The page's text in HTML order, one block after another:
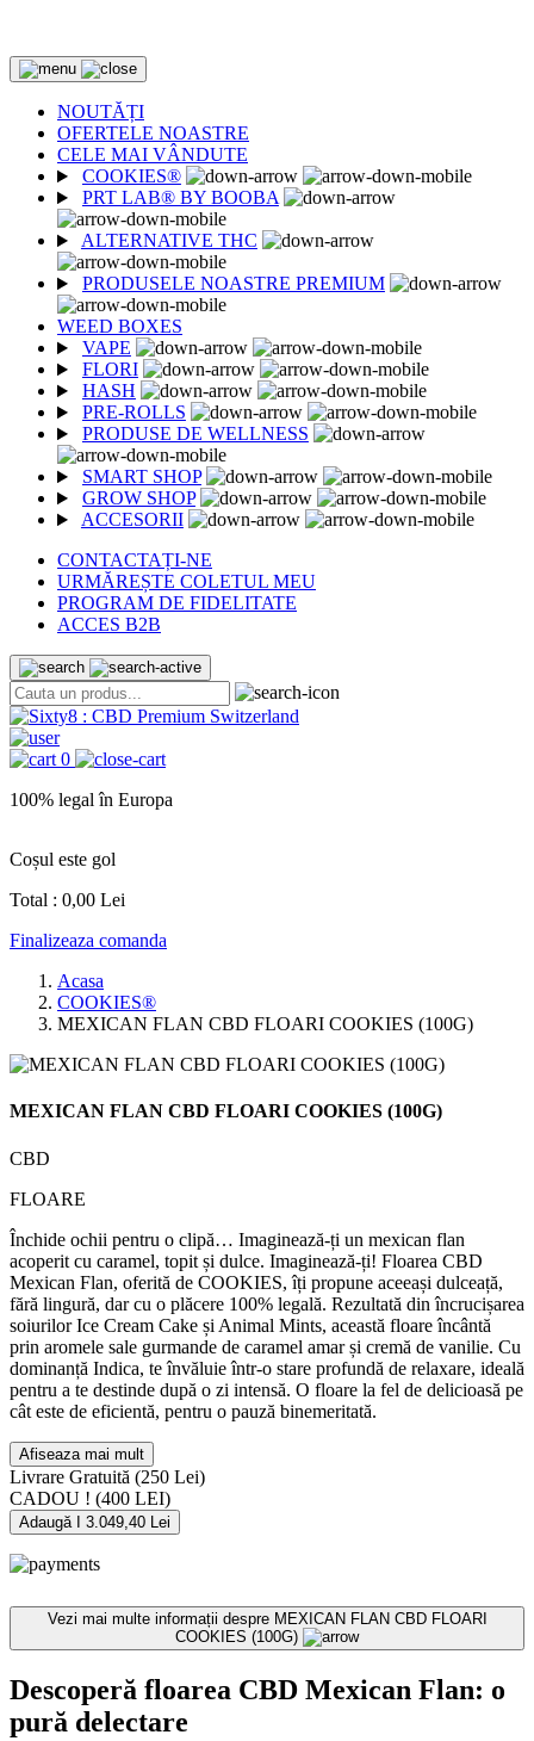
NOUTĂȚI
OFERTELE NOASTRE
CELE MAI VÂNDUTE
COOKIES®
PRT LAB® BY BOOBA
ALTERNATIVE THC
PRODUSELE NOASTRE PREMIUM
WEED BOXES
VAPE
FLORI
HASH
PRE-ROLLS
PRODUSE DE WELLNESS
SMART SHOP
GROW SHOP
ACCESORII
CONTACTAȚI-NE
URMĂREȘTE COLETUL MEU
PROGRAM DE FIDELITATE
ACCES B2B
0
100% legal în Europa
Coșul este gol
Total : 0,00 Lei
Finalizeaza comanda
Acasa
COOKIES®
MEXICAN FLAN CBD FLOARI COOKIES (100G)
MEXICAN FLAN CBD FLOARI COOKIES (100G)
CBD
FLOARE
Închide ochii pentru o clipă… Imaginează-ți un mexican flan
acoperit cu caramel, topit și dulce. Imaginează-ți! Floarea CBD
Mexican Flan, oferită de COOKIES, îți propune aceeași dulceață,
fără lingură, dar cu o plăcere 100% legală. Rezultată din încrucișarea
soiurilor Ice Cream Cake și Animal Mints, această floare încântă
prin aromele sale gurmande de caramel amar și cremă de vanilie. Cu
dominanță Indica, te învăluie într-o stare profundă de relaxare, ideală
pentru a te destinde după o zi intensă. O floare la fel de delicioasă pe
cât este de eficientă, pentru o pauză binemeritată.
Afiseaza mai mult
Livrare Gratuită (250 Lei)
CADOU ! (400 LEI)
Adaugă I 3.049,40 Lei
Vezi mai multe informații despre MEXICAN FLAN CBD FLOARI
COOKIES (100G)
Descoperă floarea CBD Mexican Flan: o
pură delectare